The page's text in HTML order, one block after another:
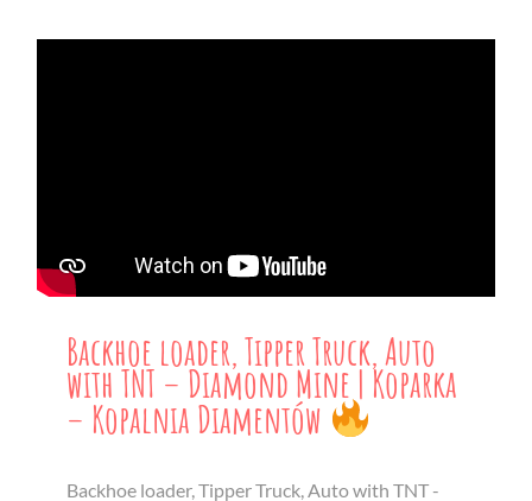
Backhoe loader, Tipper Truck, Auto
with TNT – Diamond Mine | Koparka
– Kopalnia Diamentów
Backhoe loader, Tipper Truck, Auto with TNT -